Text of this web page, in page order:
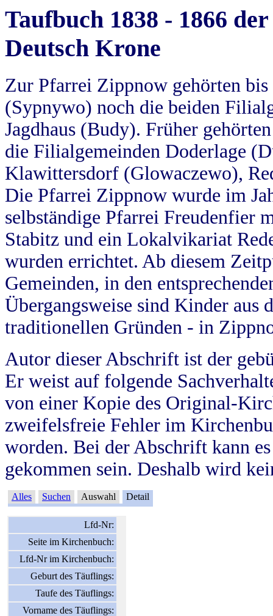
Taufbuch 1838 - 1866
Deutsch Krone
Zur Pfarrei Zippnow gehörten
(Sypnywo) noch die beiden
Jagdhaus (Budy). Früher
die Filialgemeinden Doderlage
Klawittersdorf (Glowaczewo),
Die Pfarrei Zippnow wurde im
selbständige Pfarrei Freudenfier
Stabitz und ein Lokalvikariat
wurden errichtet. Ab diesem
Gemeinden, in den
Übergangsweise sind Kinder aus
traditionellen Gründen - in
Autor dieser Abschrift ist der
Er weist auf folgende
von einer Kopie des Original-
zweifelsfreie Fehler im
worden. Bei der Abschrift kann
gekommen sein. Deshalb wird
Alles Suchen Auswahl Detail
Lfd-Nr:
Seite im Kirchenbuch:
Lfd-Nr im Kirchenbuch:
Geburt des Täuflings:
Taufe des Täuflings:
Vorname des Täuflings: